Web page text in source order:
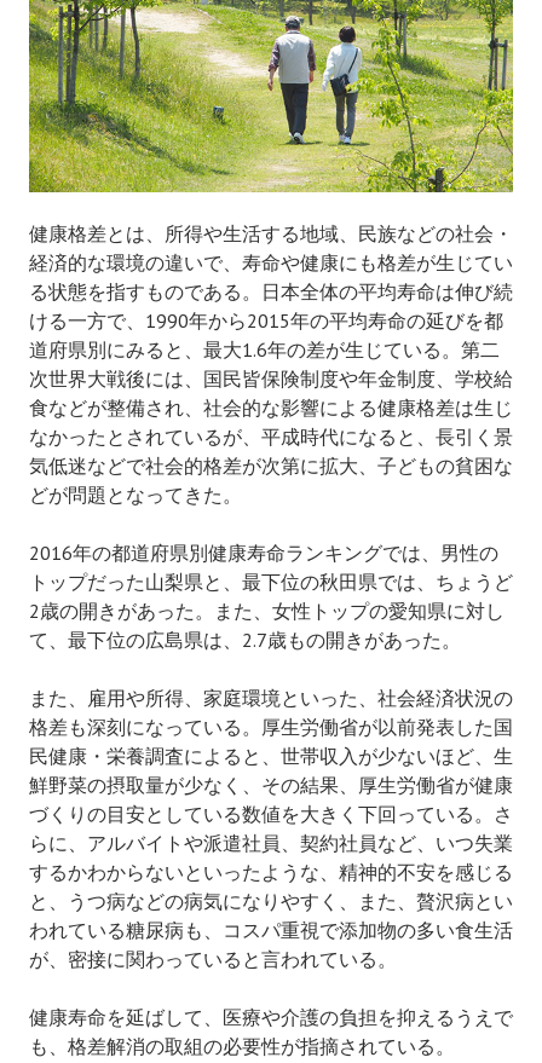
健康格差とは、所得や生活する地域、民族などの社会・
経済的な環境の違いで、寿命や健康にも格差が生じてい
る状態を指すものである。日本全体の平均寿命は伸び続
ける一方で、1990年から2015年の平均寿命の延びを都
道府県別にみると、最大1.6年の差が生じている。第二
次世界大戦後には、国民皆保険制度や年金制度、学校給
食などが整備され、社会的な影響による健康格差は生じ
なかったとされているが、平成時代になると、長引く景
気低迷などで社会的格差が次第に拡大、子どもの貧困な
どが問題となってきた。
2016年の都道府県別健康寿命ランキングでは、男性の
トップだった山梨県と、最下位の秋田県では、ちょうど
2歳の開きがあった。また、女性トップの愛知県に対し
て、最下位の広島県は、2.7歳もの開きがあった。
また、雇用や所得、家庭環境といった、社会経済状況の
格差も深刻になっている。厚生労働省が以前発表した国
民健康・栄養調査によると、世帯収入が少ないほど、生
鮮野菜の摂取量が少なく、その結果、厚生労働省が健康
づくりの目安としている数値を大きく下回っている。さ
らに、アルバイトや派遣社員、契約社員など、いつ失業
するかわからないといったような、精神的不安を感じる
と、うつ病などの病気になりやすく、また、贅沢病とい
われている糖尿病も、コスパ重視で添加物の多い食生活
が、密接に関わっていると言われている。
健康寿命を延ばして、医療や介護の負担を抑えるうえで
も、格差解消の取組の必要性が指摘されている。